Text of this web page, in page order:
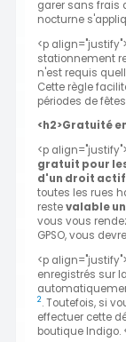
garer sans frais
nocturne
<p
stationnement
n'est requis
Cette règle
périodes de
<h2>Gratuité
<p
gratuit pour
d'un droit actif
toutes les rues
restevalable
vous vous
GPSO, vous
<p
enregistrés sur
2. Toutefois, si
effectuer cette
boutique Indigo.